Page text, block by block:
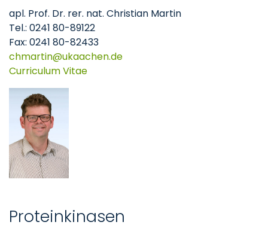
apl. Prof. Dr. rer. nat. Christian Martin
Tel.: 0241 80-89122
Fax: 0241 80-82433
chmartin
ukaachende
Curriculum Vitae
Proteinkinasen